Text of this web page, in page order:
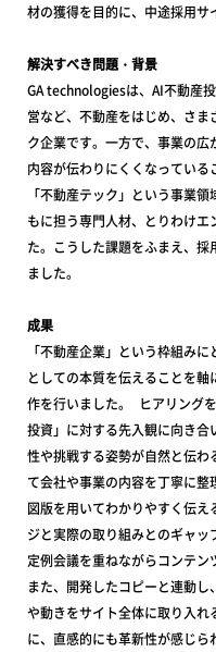
材の獲得を目的に、中途採用サ
解決すべき問題・背景
GA technologiesは、AI不動産
営など、不動産をはじめ、さ
ク企業です。一方で、事業の
内容が伝わりにくくなっている
「不動産テック」という事業
もに担う専門人材、とりわけ
た。こうした課題をふまえ、
ました。
成果
「不動産企業」という枠組み
としての本質を伝えることを
作を行いました。 ヒアリング
投資」に対する先入観に向き
性や挑戦する姿勢が自然と伝
て会社や事業の内容を丁寧に
図版を用いてわかりやすく伝
ジと実際の取り組みとのギャ
定例会議を重ねながらコンテン
また、開発したコピーと連動
や動きをサイト全体に取り入
に、直感的にも革新性が感じ